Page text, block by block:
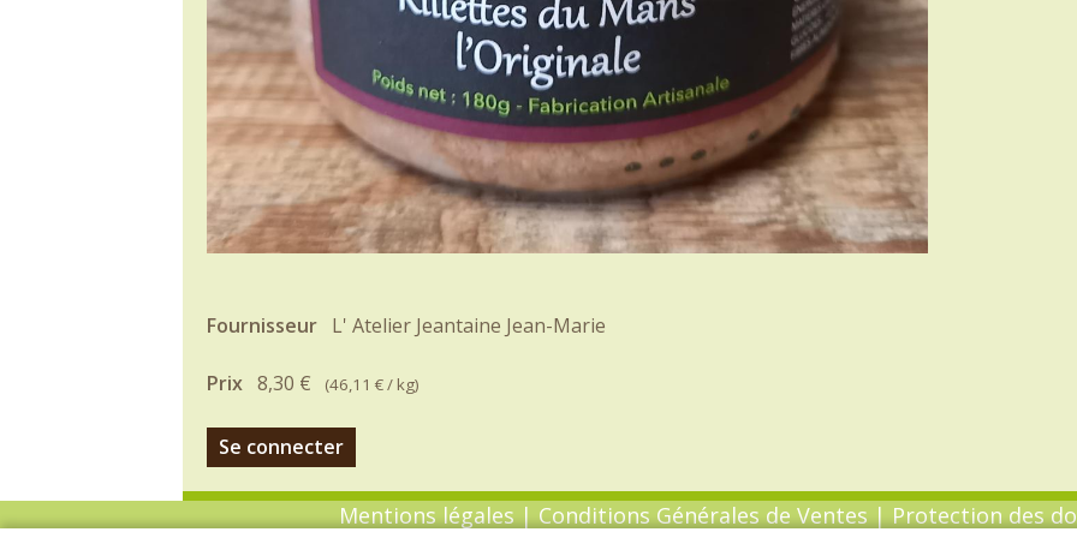
Fournisseur L' Atelier Jeantaine Jean-Marie
Prix 8,30 € (46,11 €/ kg)
Se connecter
Mentions légales | Conditions Générales de Ventes | Protection des